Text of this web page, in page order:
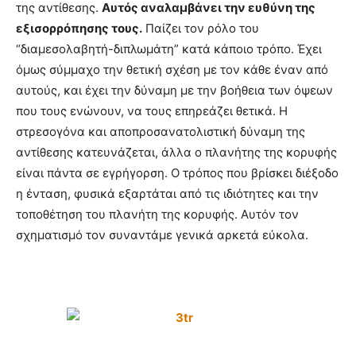
της αντίθεσης. Αυτός αναλαμβάνει την ευθύνη της
εξισορρόπησης τους. Παίζει τον ρόλο του
“διαμεσολαβητή-διπλωμάτη” κατά κάποιο τρόπο. Έχει
όμως σύμμαχο την θετική σχέση με τον κάθε έναν από
αυτούς, και έχει την δύναμη με την βοήθεια των όψεων
που τους ενώνουν, να τους επηρεάζει θετικά. Η
στρεσογόνα και αποπροσανατολιστική δύναμη της
αντίθεσης κατευνάζεται, άλλα ο πλανήτης της κορυφής
είναι πάντα σε εγρήγορση. Ο τρόπος που βρίσκει διέξοδο
η ένταση, φυσικά εξαρτάται από τις ιδιότητες και την
τοποθέτηση του πλανήτη της κορυφής. Αυτόν τον
σχηματισμό τον συναντάμε γενικά αρκετά εύκολα.